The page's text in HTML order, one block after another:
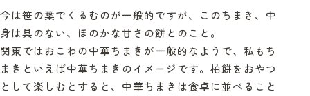
今は笹の葉でくるむのが一般的ですが、このちまき、中
身は具のない、ほのかな甘さの餅とのこと。
関東ではおこわの中華ちまきが一般的なようで、私もち
まきといえば中華ちまきのイメージです。柏餅をおやつ
として楽しむとすると、中華ちまきは食卓に並べること